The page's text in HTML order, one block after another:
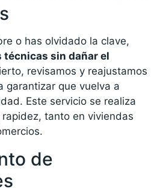
o has olvidado la clave,
técnicas sin dañar el
revisamos y reajustamos
garantizar que vuelva a
Este servicio se realiza
tanto en viviendas
de